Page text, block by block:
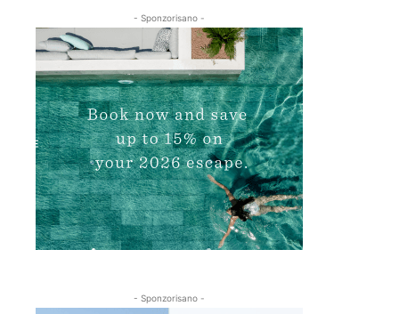
- Sponzorisano -
- Sponzorisano -